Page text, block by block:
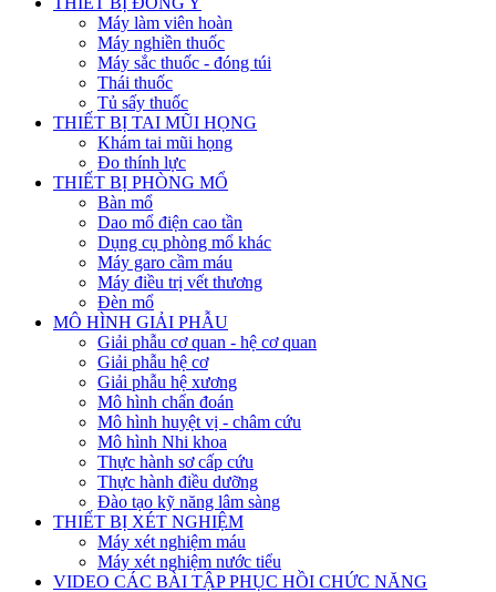
Máy làm viên hoàn
Máy nghiền thuốc
Máy sắc thuốc - đóng túi
Thái thuốc
Tủ sấy thuốc
THIẾT BỊ TAI MŨI HỌNG
Khám tai mũi họng
Đo thính lực
THIẾT BỊ PHÒNG MỔ
Bàn mổ
Dao mổ điện cao tần
Dụng cụ phòng mổ khác
Máy garo cầm máu
Máy điều trị vết thương
Đèn mổ
MÔ HÌNH GIẢI PHẪU
Giải phẫu cơ quan - hệ cơ quan
Giải phẫu hệ cơ
Giải phẫu hệ xương
Mô hình chẩn đoán
Mô hình huyệt vị - châm cứu
Mô hình Nhi khoa
Thực hành sơ cấp cứu
Thực hành điều dưỡng
Đào tạo kỹ năng lâm sàng
THIẾT BỊ XÉT NGHIỆM
Máy xét nghiệm máu
Máy xét nghiệm nước tiểu
VIDEO CÁC BÀI TẬP PHỤC HỒI CHỨC NĂNG